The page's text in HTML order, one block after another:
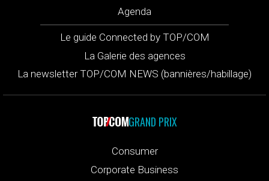
Agenda
Le guide Connected by TOP/COM
La Galerie des agences
La newsletter TOP/COM NEWS (bannières/habillage)
GRAND PRIX
Consumer
Corporate Business